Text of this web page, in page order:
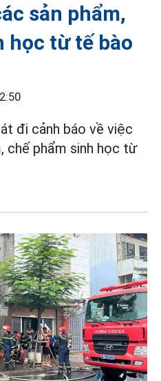
sản phẩm,
học từ tế bào
đi cảnh báo về việc
chế phẩm sinh học từ